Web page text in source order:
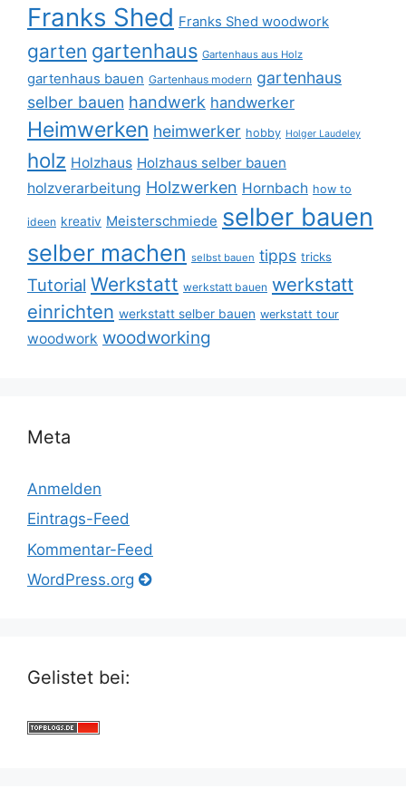
Franks Shed Franks Shed woodwork
garten gartenhaus Gartenhaus aus Holz
gartenhaus bauen Gartenhaus modern gartenhaus
selber bauen handwerk handwerker
Heimwerken heimwerker hobby Holger Laudeley
holz Holzhaus Holzhaus selber bauen
holzverarbeitung Holzwerken Hornbach how to
ideen kreativ Meisterschmiede selber bauen
selber machen selbst bauen tipps tricks
Tutorial Werkstatt werkstatt bauen werkstatt
einrichten werkstatt selber bauen werkstatt tour
woodwork woodworking
Meta
Anmelden
Eintrags-Feed
Kommentar-Feed
WordPress.org
Gelistet bei: